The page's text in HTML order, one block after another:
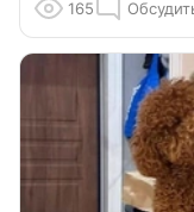
165